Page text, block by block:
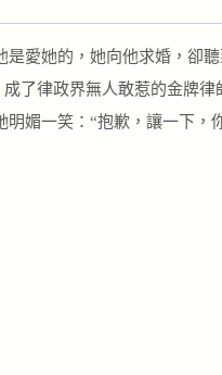
愛她的，她向他求婚，卻
了律政界無人敢惹的金牌律
媚一笑：“抱歉，讓一下，